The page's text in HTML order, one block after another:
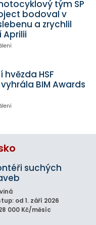
tým SP
bodoval v
a zrychlil
Aprilii
HSF
BIM Awards
suchých
od 1. září 2026
000 Kč/měsíc